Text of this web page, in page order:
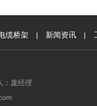
缆桥架 | 新闻资讯 |
庞经理